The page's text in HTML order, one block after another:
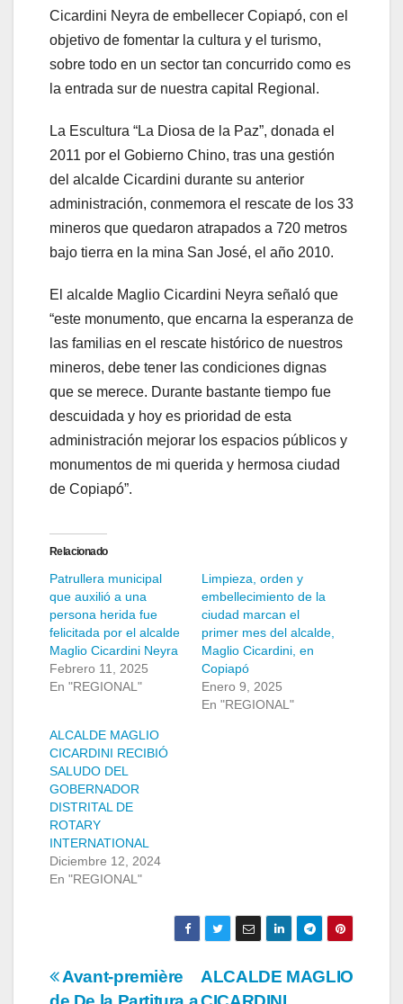
Cicardini Neyra de embellecer Copiapó, con el
objetivo de fomentar la cultura y el turismo,
sobre todo en un sector tan concurrido como es
la entrada sur de nuestra capital Regional.
La Escultura “La Diosa de la Paz”, donada el
2011 por el Gobierno Chino, tras una gestión
del alcalde Cicardini durante su anterior
administración, conmemora el rescate de los 33
mineros que quedaron atrapados a 720 metros
bajo tierra en la mina San José, el año 2010.
El alcalde Maglio Cicardini Neyra señaló que
“este monumento, que encarna la esperanza de
las familias en el rescate histórico de nuestros
mineros, debe tener las condiciones dignas
que se merece. Durante bastante tiempo fue
descuidada y hoy es prioridad de esta
administración mejorar los espacios públicos y
monumentos de mi querida y hermosa ciudad
de Copiapó”.
Relacionado
Patrullera municipal
que auxilió a una
persona herida fue
felicitada por el alcalde
Maglio Cicardini Neyra
Febrero 11, 2025
En "REGIONAL"
Limpieza, orden y
embellecimiento de la
ciudad marcan el
primer mes del alcalde,
Maglio Cicardini, en
Copiapó
Enero 9, 2025
En "REGIONAL"
ALCALDE MAGLIO
CICARDINI RECIBIÓ
SALUDO DEL
GOBERNADOR
DISTRITAL DE
ROTARY
INTERNATIONAL
Diciembre 12, 2024
En "REGIONAL"
NavegaciónALCALDE MAGLIO
Avant-première